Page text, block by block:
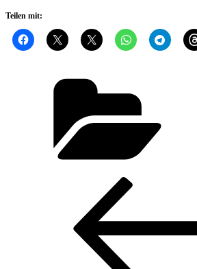
Teilen mit:
Beitragsnavigation